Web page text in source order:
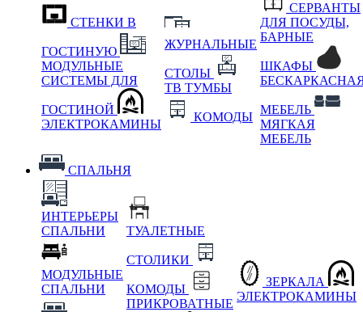
СТЕНКИ В
ГОСТИНУЮ
МОДУЛЬНЫЕ
СИСТЕМЫ ДЛЯ
ГОСТИНОЙ
ЭЛЕКТРОКАМИНЫ
ЖУРНАЛЬНЫЕ
СТОЛЫ
ТВ ТУМБЫ
КОМОДЫ
СЕРВАНТЫ
ДЛЯ ПОСУДЫ,
БАРНЫЕ
ШКАФЫ
МЕБЕЛЬ
МЯГКАЯ
МЕБЕЛЬ
СПАЛЬНЯ
ИНТЕРЬЕРЫ
СПАЛЬНИ
МОДУЛЬНЫЕ
СПАЛЬНИ
ТУАЛЕТНЫЕ
СТОЛИКИ
КОМОДЫ
ПРИКРОВАТНЫЕ
ЗЕРКАЛА
ЭЛЕКТРОКАМИНЫ